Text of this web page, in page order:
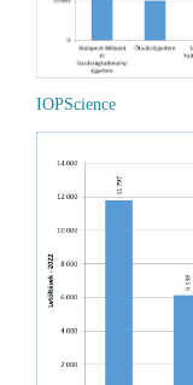
IOPScience